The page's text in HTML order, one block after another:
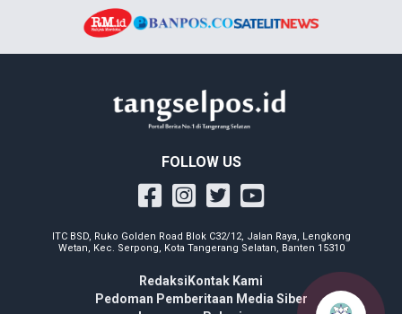
FOLLOW US
ITC BSD, Ruko Golden Road Blok C32/12, Jalan Raya, Lengkong
Wetan, Kec. Serpong, Kota Tangerang Selatan, Banten 15310
Redaksi Kontak Kami
Pedoman Pemberitaan Media Siber